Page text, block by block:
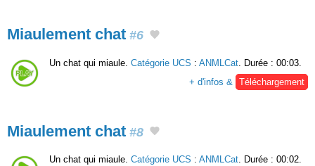
Miaulement chat #6
Un chat qui miaule. Catégorie UCS : ANMLCat . Durée : 00:03.
+ d'infos &
Téléchargement
Miaulement chat #8
Un chat qui miaule. Catégorie UCS : ANMLCat. Durée : 00:02.